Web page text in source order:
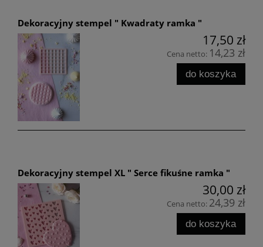
Dekoracyjny stempel " Kwadraty ramka "
17,50 zł
Cena netto: 14,23 zł
do koszyka
Dekoracyjny stempel XL " Serce fikuśne ramka "
30,00 zł
Cena netto: 24,39 zł
do koszyka